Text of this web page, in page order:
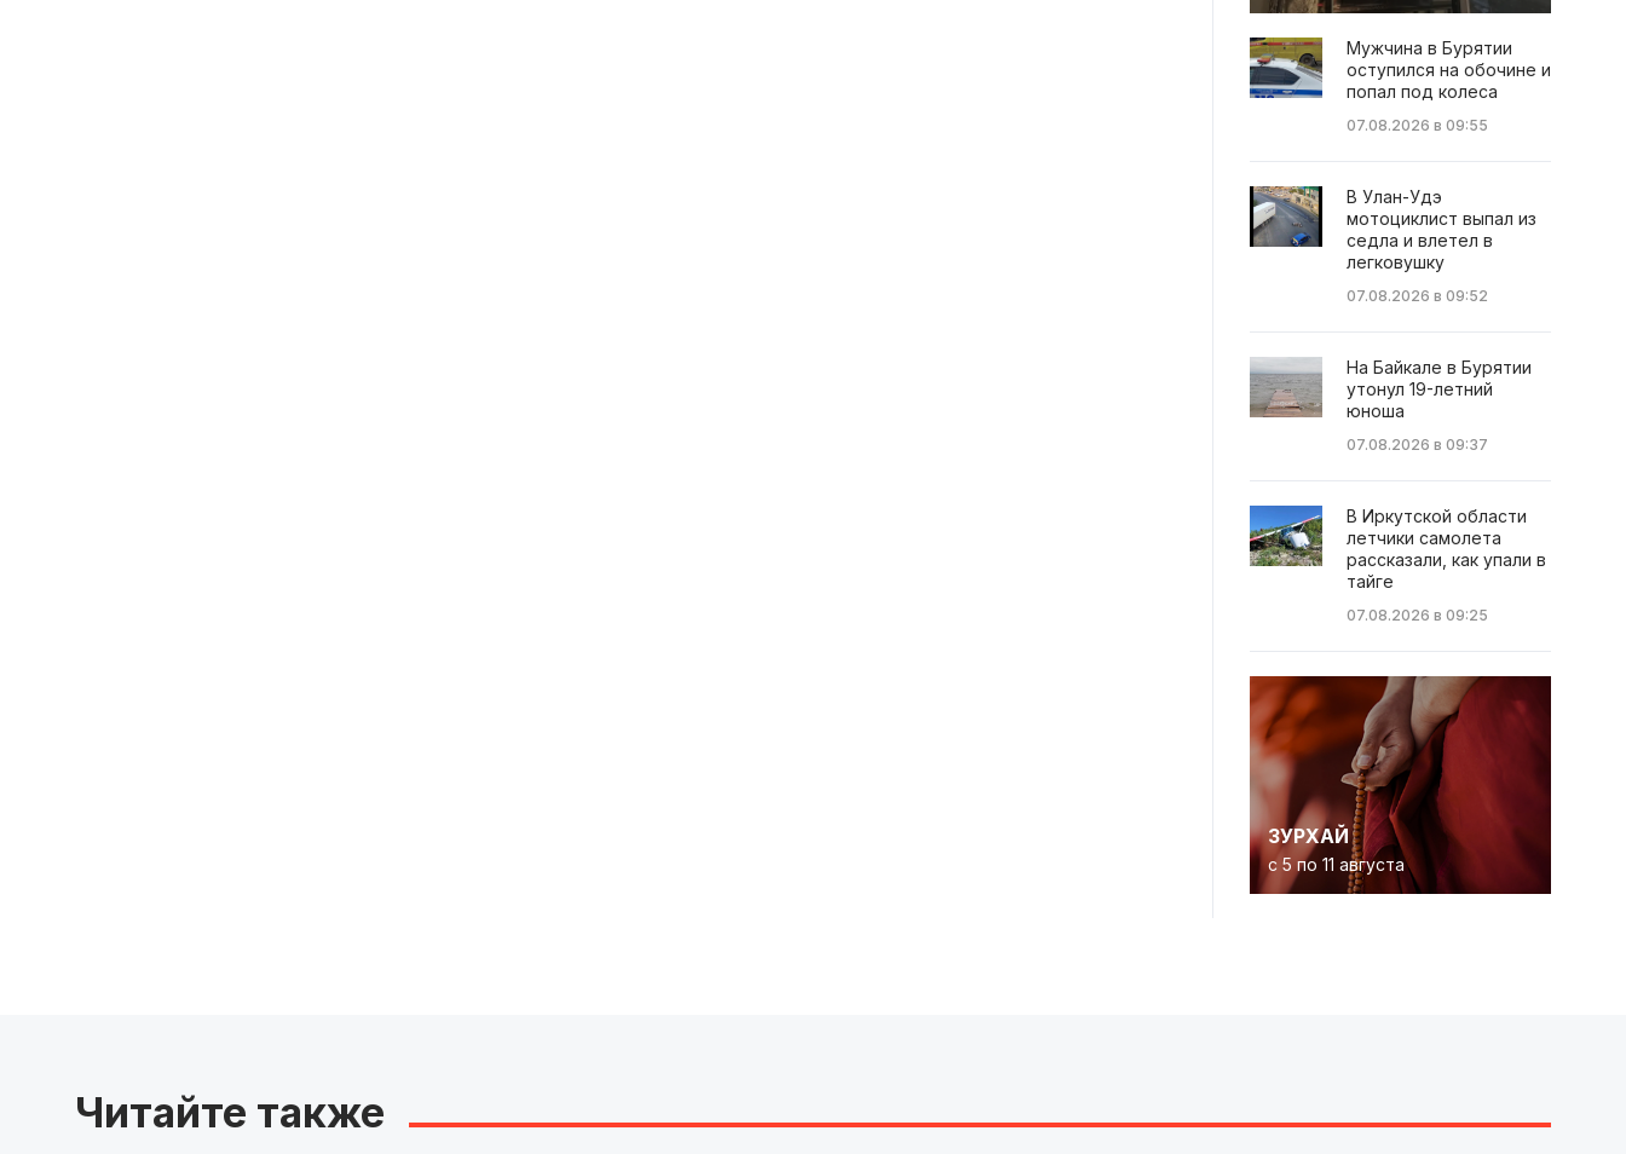
Мужчина в Бурятии
оступился на обочине и
попал под колеса
07.08.2026 в 09:55
В Улан-Удэ
мотоциклист выпал из
седла и влетел в
легковушку
07.08.2026 в 09:52
На Байкале в Бурятии
утонул 19-летний
юноша
07.08.2026 в 09:37
В Иркутской области
летчики самолета
рассказали, как упали в
тайге
07.08.2026 в 09:25
ЗУРХАЙ
с 5 по 11 августа
Читайте также